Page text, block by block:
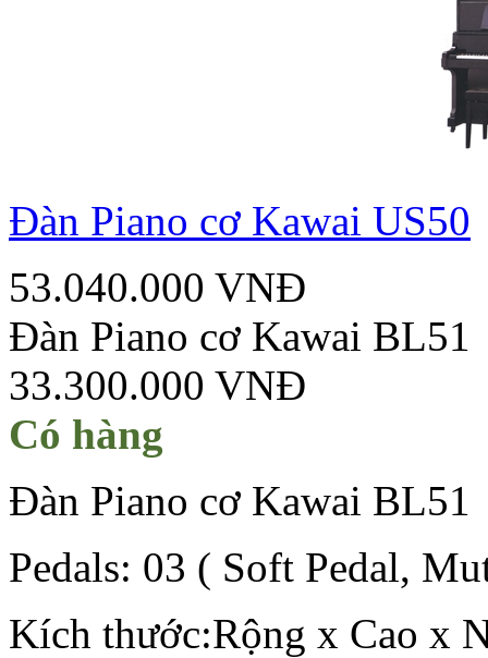
Đàn Piano cơ Kawai US50
53.040.000 VNĐ
Đàn Piano cơ Kawai BL51
33.300.000 VNĐ
Có hàng
Đàn Piano cơ Kawai BL51
Pedals: 03 ( Soft Pedal,
Kích thước:Rộng x Cao x